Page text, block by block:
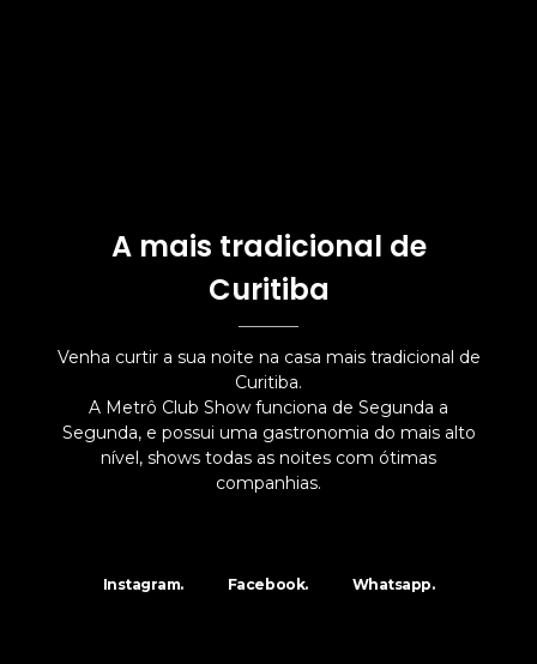
A mais tradicional de
Curitiba
Venha curtir a sua noite na casa mais tradicional de
Curitiba.
A Metrô Club Show funciona de Segunda a
Segunda, e possui uma gastronomia do mais alto
nível, shows todas as noites com ótimas
companhias.
Instagram. Facebook. Whatsapp.